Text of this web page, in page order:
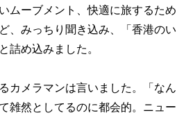
ムーブメント、快適に旅するため
、みっちり聞き込み、「香港のい
詰め込みました。
カメラマンは言いました。「なん
雑然としてるのに都会的。ニュー